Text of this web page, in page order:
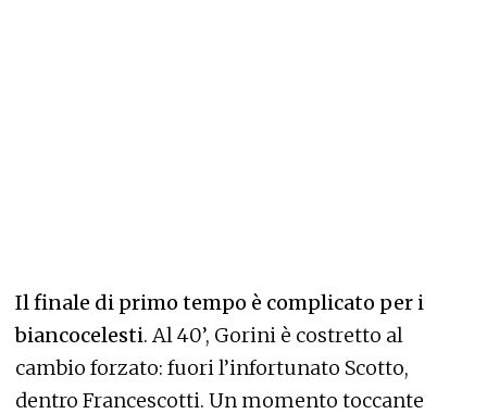
Il finale di primo tempo è complicato per i
biancocelesti. Al 40’, Gorini è costretto al
cambio forzato: fuori l’infortunato Scotto,
dentro Francescotti. Un momento toccante